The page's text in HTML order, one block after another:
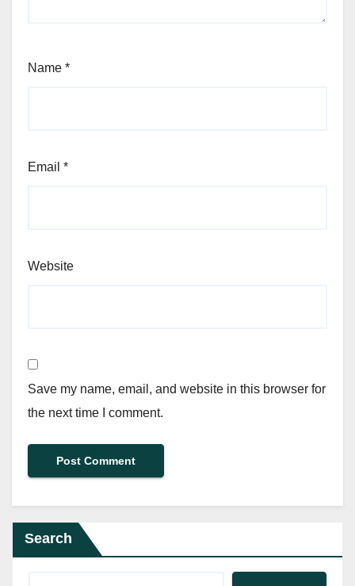
Name *
Email *
Website
Save my name, email, and website in this browser for
the next time I comment.
Search